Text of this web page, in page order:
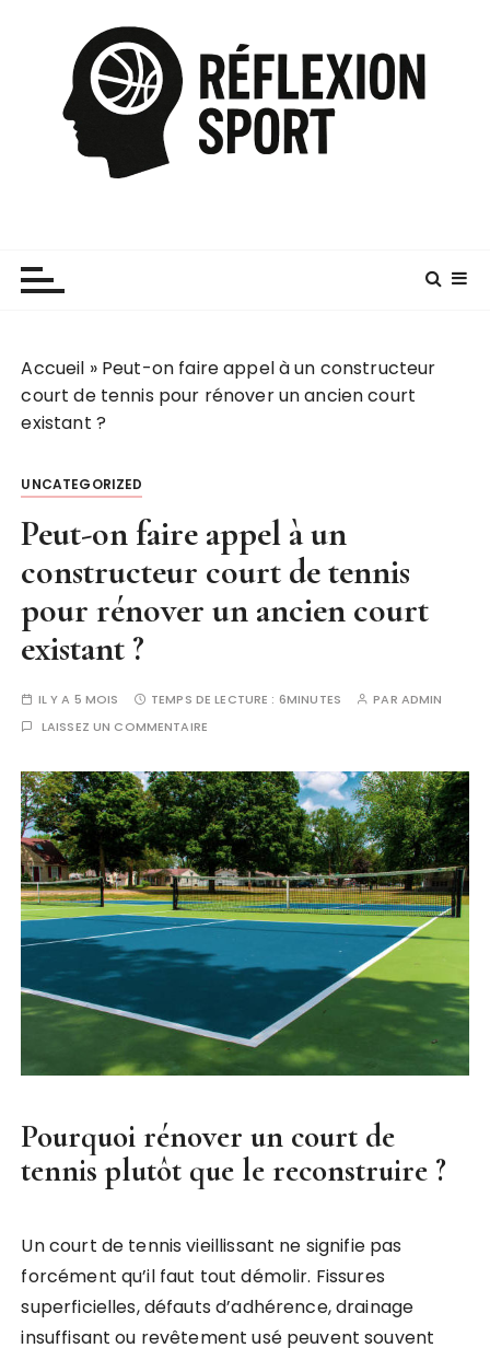
Accueil » Peut-on faire appel à un constructeur
court de tennis pour rénover un ancien court
existant ?
UNCATEGORIZED
Peut-on faire appel à un
constructeur court de tennis
pour rénover un ancien court
existant ?
IL Y A 5 MOIS TEMPS DE LECTURE : 6MINUTES PAR ADMIN
LAISSEZ UN COMMENTAIRE
Pourquoi rénover un court de
tennis plutôt que le reconstruire ?
Un court de tennis vieillissant ne signifie pas
forcément qu’il faut tout démolir. Fissures
superficielles, défauts d’adhérence, drainage
insuffisant ou revêtement usé peuvent souvent